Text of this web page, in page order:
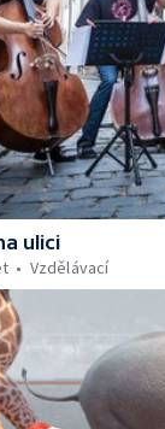
ulici
Vzdělávací